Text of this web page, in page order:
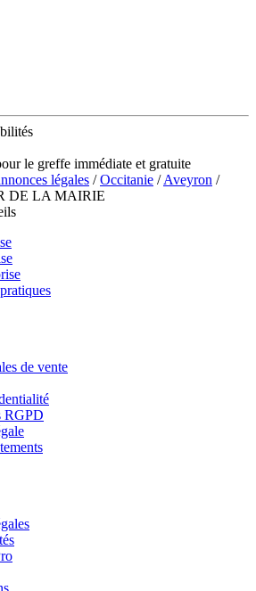
le greffe immédiate et gratuite
légales /Occitanie /Aveyron /
DE LA MAIRIE
de vente
RGPD